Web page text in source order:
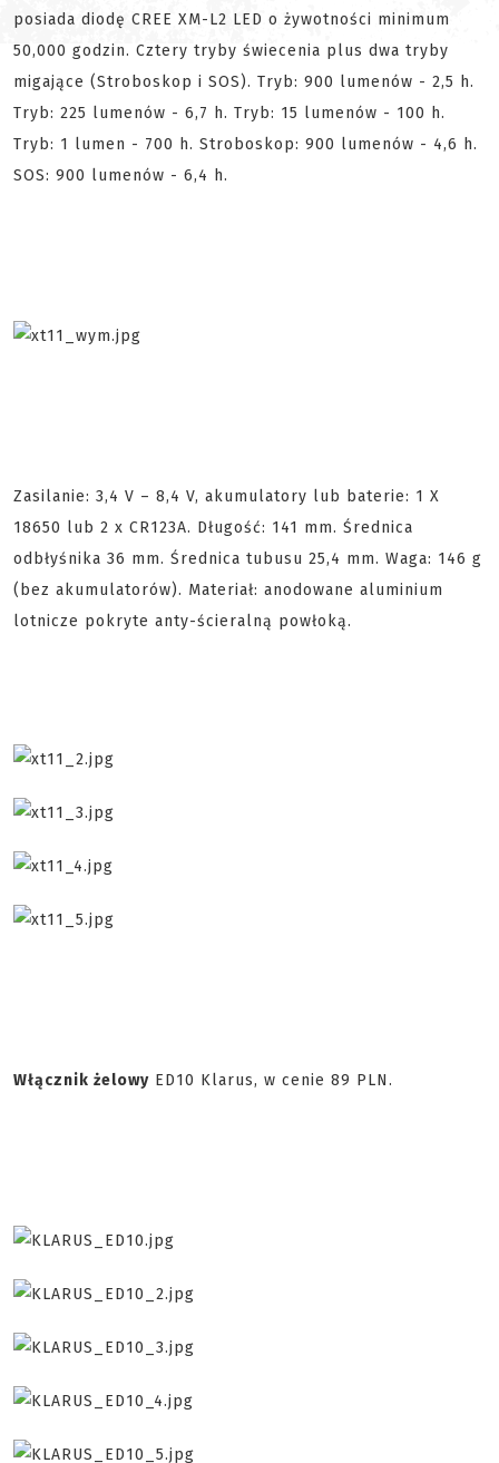
posiada diodę CREE XM-L2 LED o żywotności minimum
50,000 godzin. Cztery tryby świecenia plus dwa tryby
migające (Stroboskop i SOS). Tryb: 900 lumenów - 2,5 h.
Tryb: 225 lumenów - 6,7 h. Tryb: 15 lumenów - 100 h.
Tryb: 1 lumen - 700 h. Stroboskop: 900 lumenów - 4,6 h.
SOS: 900 lumenów - 6,4 h.
Zasilanie: 3,4 V – 8,4 V, akumulatory lub baterie: 1 X
18650 lub 2 x CR123A. Długość: 141 mm. Średnica
odbłyśnika 36 mm. Średnica tubusu 25,4 mm. Waga: 146 g
(bez akumulatorów). Materiał: anodowane aluminium
lotnicze pokryte anty-ścieralną powłoką.
Włącznik żelowy ED10 Klarus, w cenie 89 PLN.